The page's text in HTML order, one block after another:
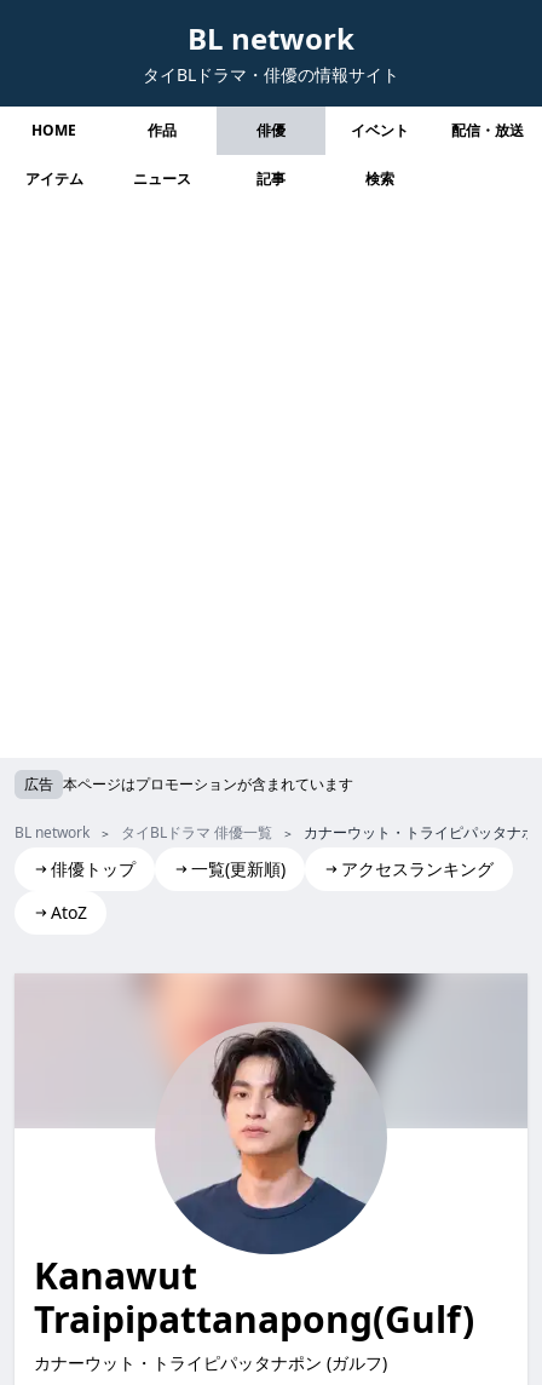
BL network
タイBLドラマ・俳優の情報サイト
HOME 作品 俳優 イベント 配信・放送
アイテム ニュース 記事 検索
広告 本ページはプロモーションが含まれています
BL network タイBLドラマ 俳優一覧 カナーウット・トライピパッタナポ
俳優トップ 一覧(更新順)
アクセスランキング
AtoZ
Kanawut
Traipipattanapong(Gulf)
カナーウット・トライピパッタナポン (ガルフ)